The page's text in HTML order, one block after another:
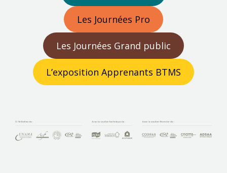
Les Journées Pro
Les Journées Grand public
L’exposition Apprenants BTMS